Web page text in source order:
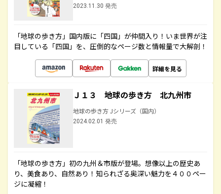
2023.11.30 発売
「地球の歩き方」国内版に「四国」が仲間入り！いま世界が注
目している「四国」を、圧倒的なページ数と情報量で大解剖！
詳細を見る
Ｊ１３ 地球の歩き方 北九州市
地球の歩き方 Jシリーズ（国内）
2024.02.01 発売
「地球の歩き方」初の九州＆市版が登場。想像以上の歴史あ
り、美食あり、自然あり！知られざる奥深い魅力を４００ペー
ジに凝縮！